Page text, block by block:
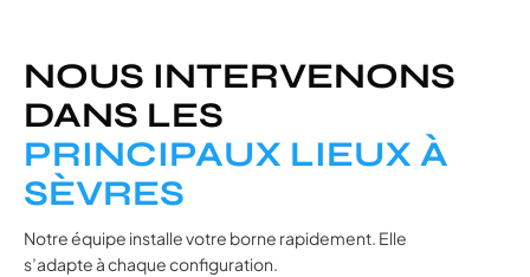
NOUS INTERVENONS
DANS LES
PRINCIPAUX LIEUX À
SÈVRES
Notre équipe installe votre borne rapidement. Elle
s’adapte à chaque configuration.